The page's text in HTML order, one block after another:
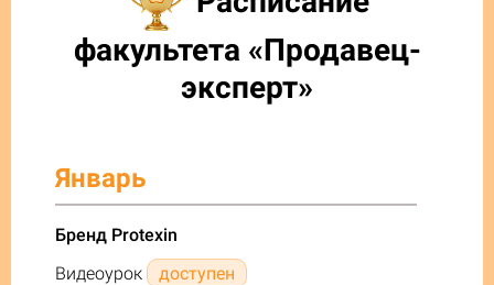
факультета «Продавец-
эксперт»
Январь
Бренд Protexin
Видеоурок
доступен